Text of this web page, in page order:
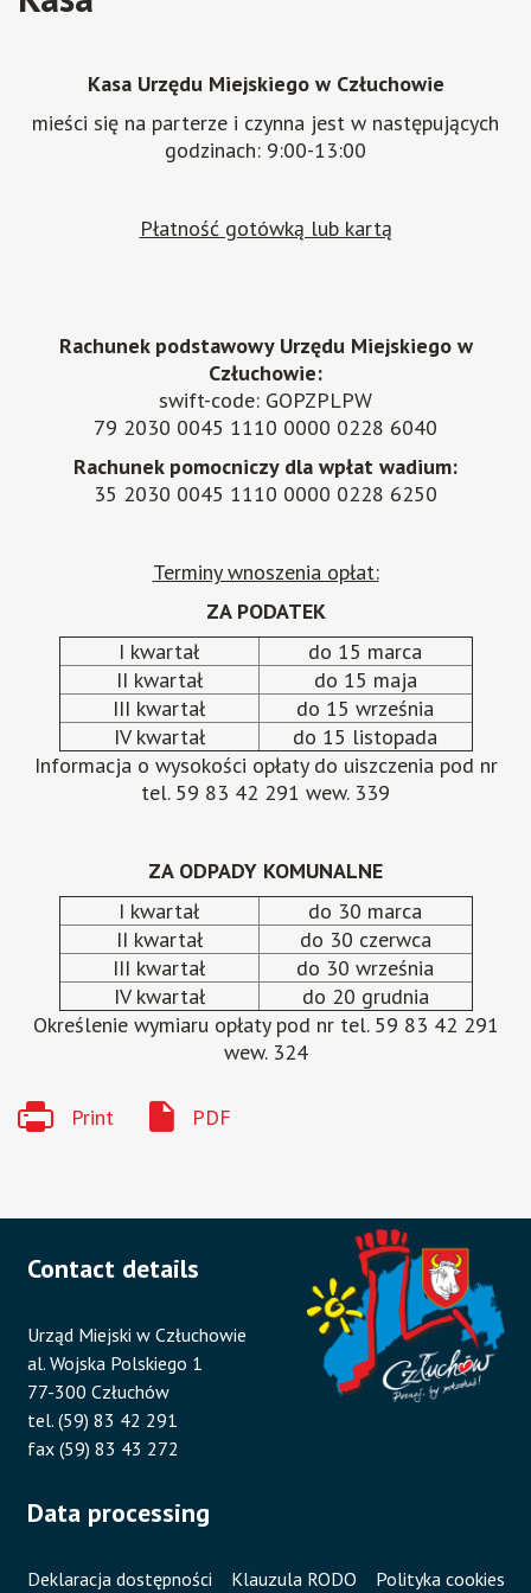
Kasa Urzędu Miejskiego w Człuchowie
mieści się na parterze i czynna jest w następujących
godzinach: 9:00-13:00
Płatność gotówką lub kartą
Rachunek podstawowy Urzędu Miejskiego w
Człuchowie:
swift-code: GOPZPLPW
79 2030 0045 1110 0000 0228 6040
Rachunek pomocniczy dla wpłat wadium:
35 2030 0045 1110 0000 0228 6250
Terminy wnoszenia opłat:
ZA PODATEK
I kwartał
do 15 marca
II kwartał
do 15 maja
III kwartał
do 15 września
IV kwartał
do 15 listopada
Informacja o wysokości opłaty do uiszczenia pod nr
tel. 59 83 42 291 wew. 339
ZA ODPADY KOMUNALNE
I kwartał
do 30 marca
II kwartał
do 30 czerwca
III kwartał
do 30 września
IV kwartał
do 20 grudnia
Określenie wymiaru opłaty pod nr tel. 59 83 42 291
wew. 324
Print PDF
Contact details
Urząd Miejski w Człuchowie
al. Wojska Polskiego 1
77-300 Człuchów
tel. (59) 83 42 291
fax (59) 83 43 272
Data processing
Deklaracja dostępności Klauzula RODO Polityka cookies